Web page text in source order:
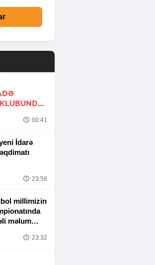
00:41
İdarə
23:58
millimizin
məlum
23:32